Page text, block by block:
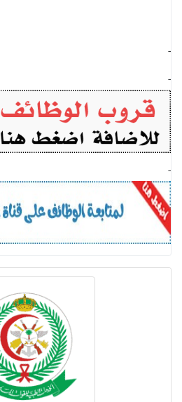
-
-
-